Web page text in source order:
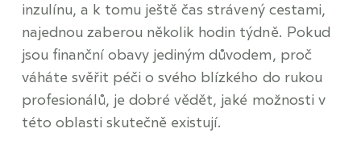
inzulínu, a k tomu ještě čas strávený cestami,
najednou zaberou několik hodin týdně. Pokud
jsou finanční obavy jediným důvodem, proč
váháte svěřit péči o svého blízkého do rukou
profesionálů, je dobré vědět, jaké možnosti v
této oblasti skutečně existují.